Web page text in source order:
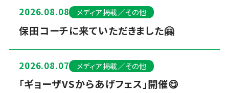
2026.08.08 メディア掲載／その他
保田コーチに来ていただきました🤗
2026.08.07 メディア掲載／その他
「ギョーザVSからあげフェス」開催😋